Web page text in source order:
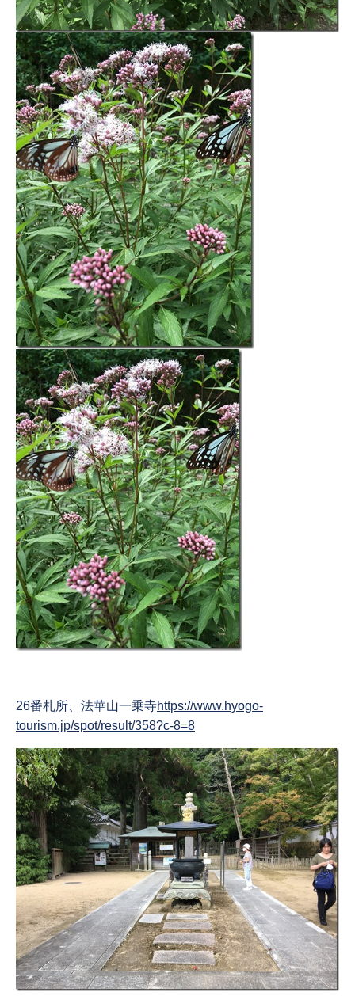
26番札所、法華山一乗寺https://www.hyogo-
tourism.jp/spot/result/358?c-8=8